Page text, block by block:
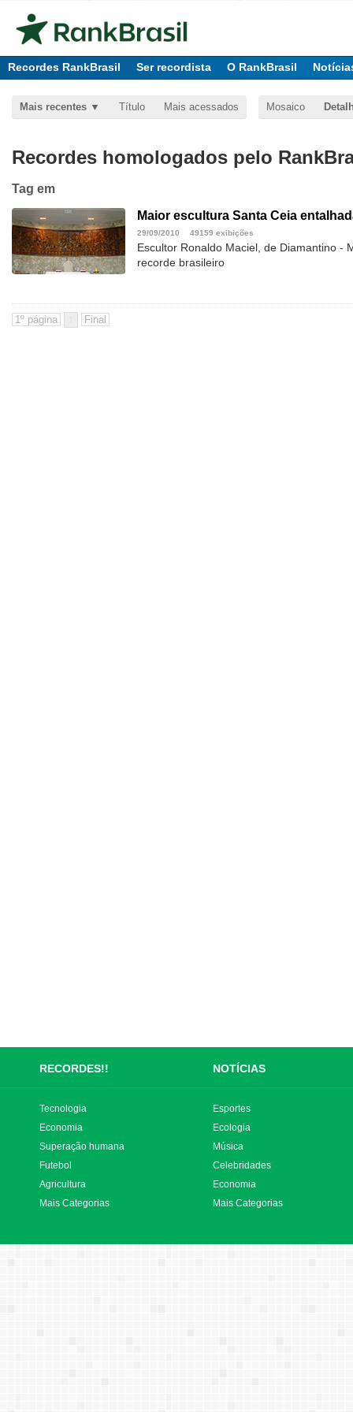
Recordes RankBrasil Ser recordista O RankBrasil
Mais recentes Título Mais acessados Mosaico
Recordes homologados pelo
Tag em
Maior escultura Santa Ceia
29/09/2010 49159 exibições
Escultor Ronaldo Maciel, de Diamantino -
recorde brasileiro
RECORDES!! NOTÍCIAS
Tecnologia
Economia
Superação humana
Futebol
Agricultura
Mais Categorias
Esportes
Ecologia
Música
Celebridades
Economia
Mais Categorias